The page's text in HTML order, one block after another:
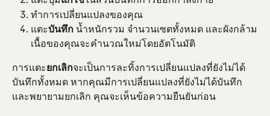
ทำการเปลี่ยนแปลงของคุณ
แตะบันทึก น้ำหนักรวม จำนวนเซตทั้งหมด และผังกล้าม
เนื้อของคุณจะคำนวณใหม่โดยอัตโนมัติ
การแตะยกเลิกจะเป็นการละทิ้งการเปลี่ยนแปลงที่ยังไม่ได้
บันทึกทั้งหมด หากคุณมีการเปลี่ยนแปลงที่ยังไม่ได้บันทึก
และพยายามยกเลิก คุณจะเห็นข้อความยืนยันก่อน